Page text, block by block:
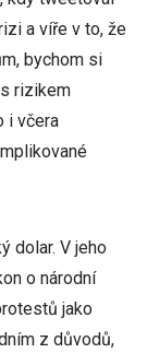
a víře v to, že
bychom si
rizikem
i včera
dolar. V jeho
o národní
jako
z důvodů,